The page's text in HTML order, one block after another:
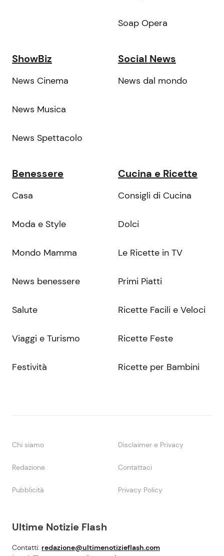
Ultime Notizie Flash
Contatti: redazione@ultimenotizieflash.com
Soap Opera
ShowBiz
News Cinema
News Musica
News Spettacolo
Social News
News dal mondo
Benessere
Casa
Moda e Style
Mondo Mamma
News benessere
Salute
Viaggi e Turismo
Festività
Cucina e Ricette
Consigli di Cucina
Dolci
Le Ricette in TV
Primi Piatti
Ricette Facili e Veloci
Ricette Feste
Ricette per Bambini
Chi siamo Disclaimer e Privacy
Redazione Contattaci
Pubblicità Privacy Policy